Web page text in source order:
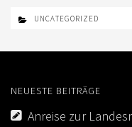
UNCATEGORIZED
NEUESTE BEITRÄGE
Anreise zur